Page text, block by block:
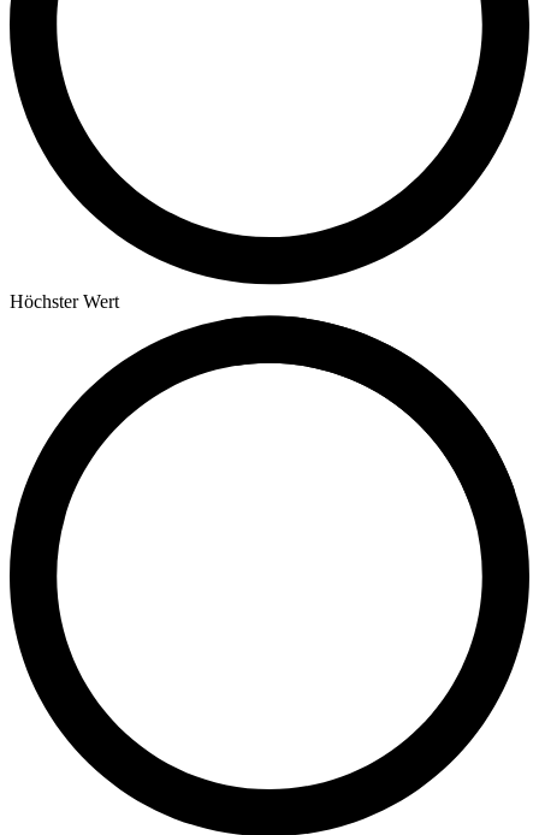
Höchster Wert